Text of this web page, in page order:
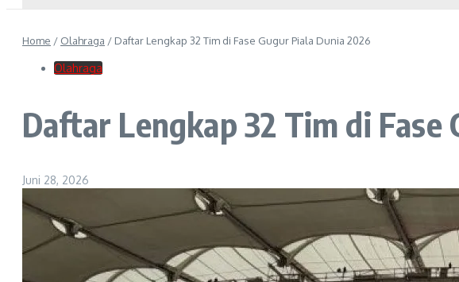
Home / Olahraga / Daftar Lengkap 32 Tim di Fase Gugur Piala Dunia 2026
Olahraga
Daftar Lengkap 32 Tim di Fase
Juni 28, 2026